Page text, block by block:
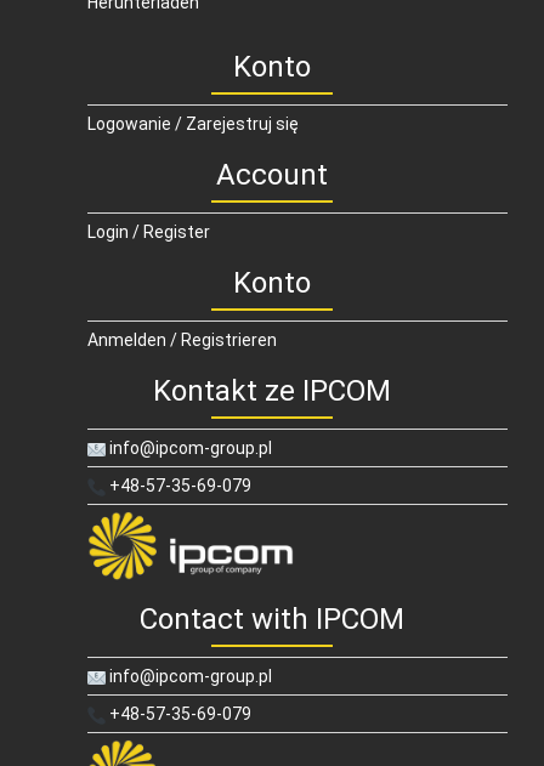
Konto
Logowanie / Zarejestruj się
Account
Login / Register
Konto
Anmelden / Registrieren
Kontakt ze IPCOM
info@ipcom-group.pl
+48-57-35-69-079
Contact with IPCOM
info@ipcom-group.pl
+48-57-35-69-079